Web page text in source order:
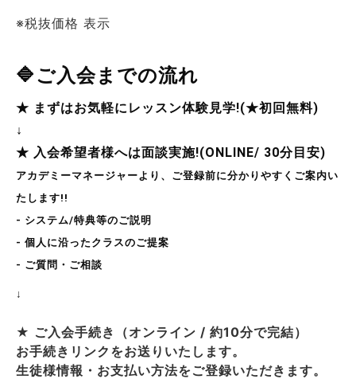
※税抜価格 表示
🔷ご入会までの流れ
★ まずはお気軽にレッスン体験見学!(★初回無料)
↓
★ 入会希望者様へは面談実施!(ONLINE/ 30分目安)
アカデミーマネージャーより、ご登録前に分かりやすくご案内い
たします!!
- システム/特典等のご説明
- 個人に沿ったクラスのご提案
- ご質問・ご相談
↓
★ ご入会手続き（オンライン / 約10分で完結）
お手続きリンクをお送りいたします。
生徒様情報・お支払い方法をご登録いただきます。